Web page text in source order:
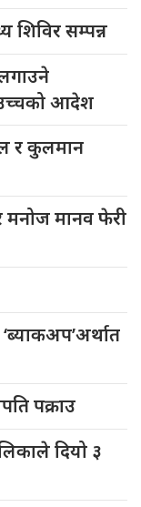
शिविर सम्पन्न
उच्चको आदेश
र कुलमान
मानव फेरी
पक्राउ
दियो ३